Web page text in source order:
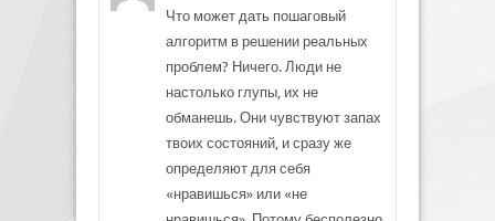
Что может дать пошаговый
алгоритм в решении реальных
проблем? Ничего. Люди не
настолько глупы, их не
обманешь. Они чувствуют запах
твоих состояний, и сразу же
определяют для себя
«нравишься» или «не